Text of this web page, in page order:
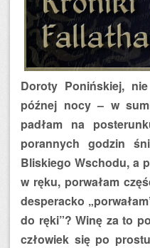
Doroty Ponińskiej,
późnej nocy – w
padłam na
porannych godzin
Bliskiego Wschodu, a
w ręku, porwałam
desperacko
do ręki”? Winę za to
człowiek się po